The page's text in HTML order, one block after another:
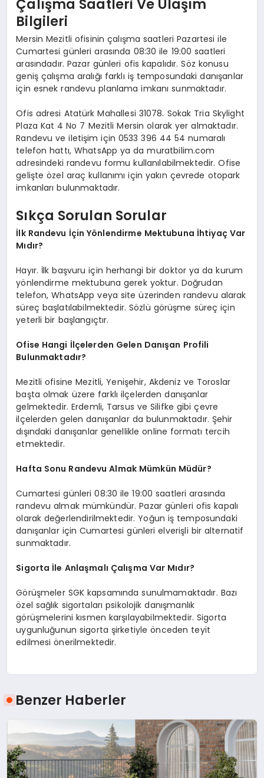
Çalışma Saatleri Ve Ulaşım
Bilgileri
Mersin Mezitli ofisinin çalışma saatleri Pazartesi ile
Cumartesi günleri arasında 08:30 ile 19:00 saatleri
arasındadır. Pazar günleri ofis kapalıdır. Söz konusu
geniş çalışma aralığı farklı iş temposundaki danışanlar
için esnek randevu planlama imkanı sunmaktadır.
Ofis adresi Atatürk Mahallesi 31078. Sokak Tria Skylight
Plaza Kat 4 No 7 Mezitli Mersin olarak yer almaktadır.
Randevu ve iletişim için 0533 396 44 54 numaralı
telefon hattı, WhatsApp ya da muratbilim.com
adresindeki randevu formu kullanılabilmektedir. Ofise
gelişte özel araç kullanımı için yakın çevrede otopark
imkanları bulunmaktadır.
Sıkça Sorulan Sorular
İlk Randevu İçin Yönlendirme Mektubuna İhtiyaç Var
Mıdır?
Hayır. İlk başvuru için herhangi bir doktor ya da kurum
yönlendirme mektubuna gerek yoktur. Doğrudan
telefon, WhatsApp veya site üzerinden randevu alarak
süreç başlatılabilmektedir. Sözlü görüşme süreç için
yeterli bir başlangıçtır.
Ofise Hangi İlçelerden Gelen Danışan Profili
Bulunmaktadır?
Mezitli ofisine Mezitli, Yenişehir, Akdeniz ve Toroslar
başta olmak üzere farklı ilçelerden danışanlar
gelmektedir. Erdemli, Tarsus ve Silifke gibi çevre
ilçelerden gelen danışanlar da bulunmaktadır. Şehir
dışındaki danışanlar genellikle online formatı tercih
etmektedir.
Hafta Sonu Randevu Almak Mümkün Müdür?
Cumartesi günleri 08:30 ile 19:00 saatleri arasında
randevu almak mümkündür. Pazar günleri ofis kapalı
olarak değerlendirilmektedir. Yoğun iş temposundaki
danışanlar için Cumartesi günleri elverişli bir alternatif
sunmaktadır.
Sigorta İle Anlaşmalı Çalışma Var Mıdır?
Görüşmeler SGK kapsamında sunulmamaktadır. Bazı
özel sağlık sigortaları psikolojik danışmanlık
görüşmelerini kısmen karşılayabilmektedir. Sigorta
uygunluğunun sigorta şirketiyle önceden teyit
edilmesi önerilmektedir.
Benzer Haberler